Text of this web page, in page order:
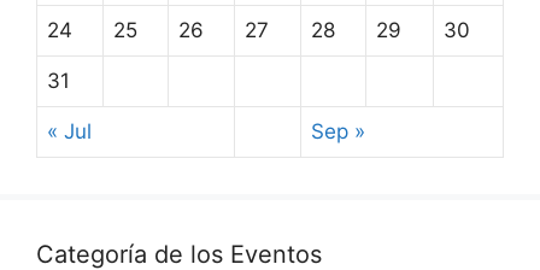
24 25 26 27 28 29 30
31
« Jul Sep »
Categoría de los Eventos